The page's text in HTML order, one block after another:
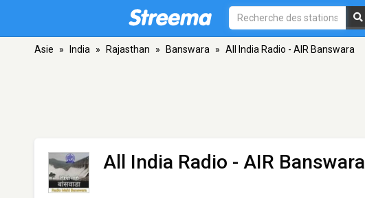
Asie » India » Rajasthan » Banswara » All India Radio - AIR Banswara
All India Radio - AIR Banswara